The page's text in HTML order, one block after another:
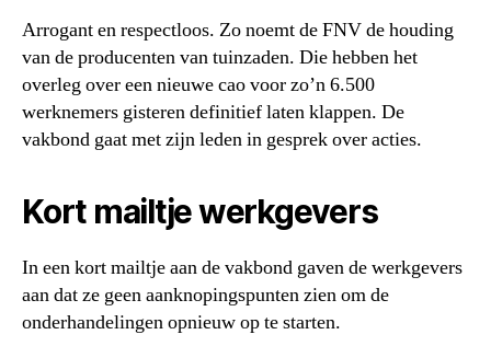
Arrogant en respectloos. Zo noemt de FNV de houding
van de producenten van tuinzaden. Die hebben het
overleg over een nieuwe cao voor zo’n 6.500
werknemers gisteren definitief laten klappen. De
vakbond gaat met zijn leden in gesprek over acties.
Kort mailtje werkgevers
In een kort mailtje aan de vakbond gaven de werkgevers
aan dat ze geen aanknopingspunten zien om de
onderhandelingen opnieuw op te starten.